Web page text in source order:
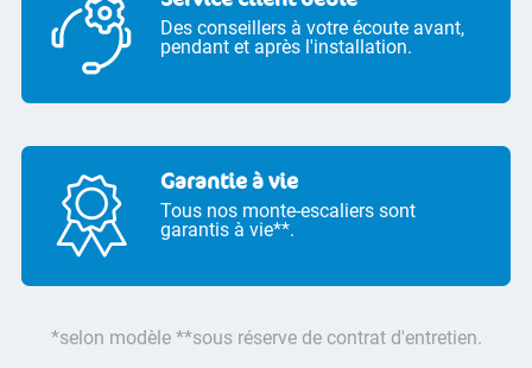
Des conseillers à votre écoute avant,
pendant et après l'installation.
Garantie à vie
Tous nos monte-escaliers sont
garantis à vie**.
*selon modèle **sous réserve de contrat d'entretien.